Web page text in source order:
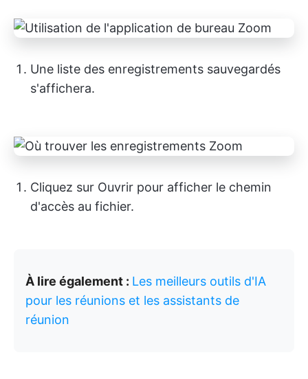
Une liste des enregistrements sauvegardés
s'affichera.
Cliquez sur Ouvrir pour afficher le chemin
d'accès au fichier.
À lire également : Les meilleurs outils d'IA
pour les réunions et les assistants de
réunion